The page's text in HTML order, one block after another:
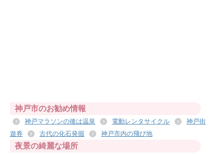
神戸市のお勧め情報
神戸マラソンの後は温泉 電動レンタサイクル
神戸街
遊券
古代の化石発掘 神戸市内の飛び地
夜景の綺麗な場所